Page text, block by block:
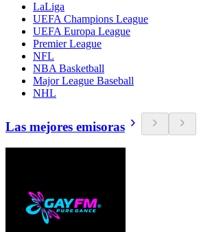
LaLiga
UEFA Champions League
UEFA Europa League
Premier League
NFL
NBA Basketball
Major League Baseball
NHL
Las mejores emisoras